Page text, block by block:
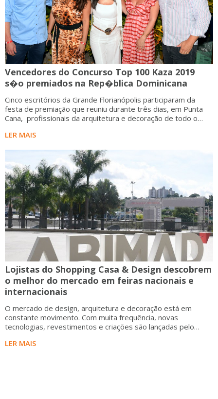
Vencedores do Concurso Top 100 Kaza 2019
s�o premiados na Rep�blica Dominicana
Cinco escritórios da Grande Florianópolis participaram da
festa de premiação que reuniu durante três dias, em Punta
Cana, profissionais da arquitetura e decoração de todo o
LER MAIS
Lojistas do Shopping Casa & Design descobrem
o melhor do mercado em feiras nacionais e
internacionais
O mercado de design, arquitetura e decoração está em
constante movimento. Com muita frequência, novas
tecnologias, revestimentos e criações são lançadas pelo
trabalho mais aconcheg
LER MAIS